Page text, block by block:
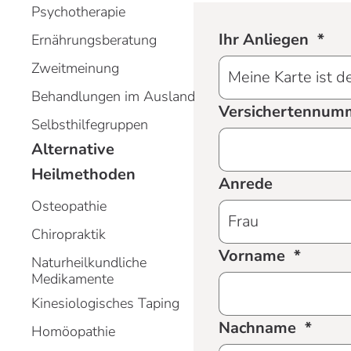
Psychotherapie
Ernährungsberatung
Zweitmeinung
Behandlungen im Ausland
Selbsthilfegruppen
Alternative
Heilmethoden
Osteopathie
Chiropraktik
Naturheilkundliche
Medikamente
Kinesiologisches Taping
Homöopathie
Ihr Anliegen
Anrede
Vorname
Nachname